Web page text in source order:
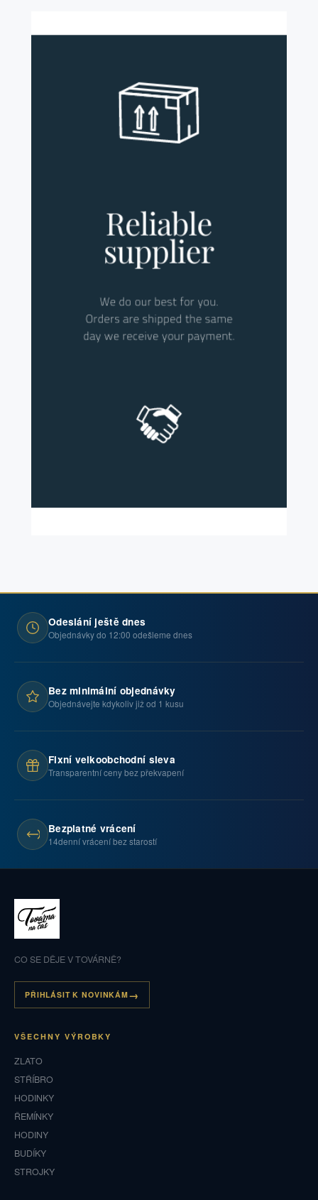
Odeslání ještě dnes
Objednávky do 12:00 odešleme dnes
Bez minimální objednávky
Objednávejte kdykoliv již od 1 kusu
Fixní velkoobchodní sleva
Transparentní ceny bez překvapení
Bezplatné vrácení
14denní vrácení bez starostí
CO SE DĚJE V TOVÁRNĚ?
PŘIHLÁSIT K NOVINKÁM
VŠECHNY VÝROBKY
ZLATO
STŘÍBRO
HODINKY
ŘEMÍNKY
HODINY
BUDÍKY
STROJKY